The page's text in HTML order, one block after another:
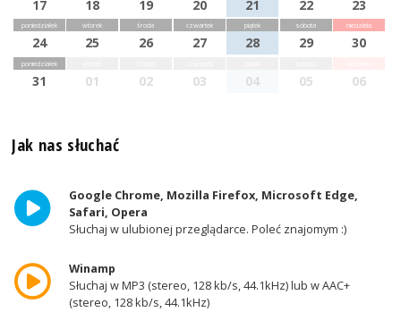
17 18 19 20 21 22 23
poniedziałek
24
wtorek
25
środa
26
czwartek
27
piątek
28
sobota
29
niedziela
30
poniedziałek
31 01 02 03 04 05 06
Jak nas słuchać
Google Chrome, Mozilla Firefox, Microsoft Edge,
Safari, Opera
Słuchaj w ulubionej przeglądarce. Poleć znajomym :)
Winamp
Słuchaj w MP3 (stereo, 128 kb/s, 44.1kHz) lub w AAC+
(stereo, 128 kb/s, 44.1kHz)